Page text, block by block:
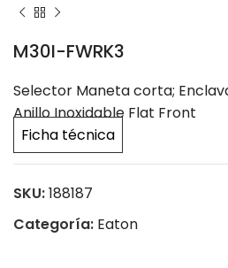
M30I-FWRK3
Selector Maneta corta;
Anillo Inoxidable Flat Front
Ficha técnica
SKU:188187
Categoría: Eaton